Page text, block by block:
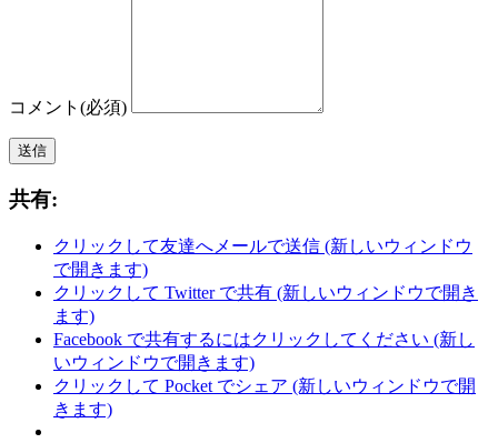
コメント (必須)
送信
共有:
クリックして友達へメールで送信 (新しいウィンドウ
で開きます)
クリックして Twitter で共有 (新しいウィンドウで開き
ます)
Facebook で共有するにはクリックしてください (新し
いウィンドウで開きます)
クリックして Pocket でシェア (新しいウィンドウで開
きます)